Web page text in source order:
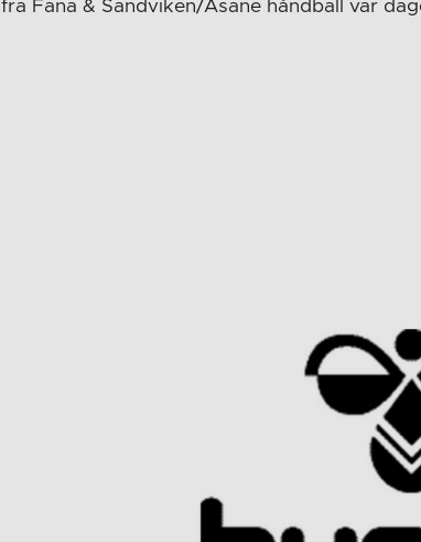
fra Fana & Sandviken/Åsane håndball var